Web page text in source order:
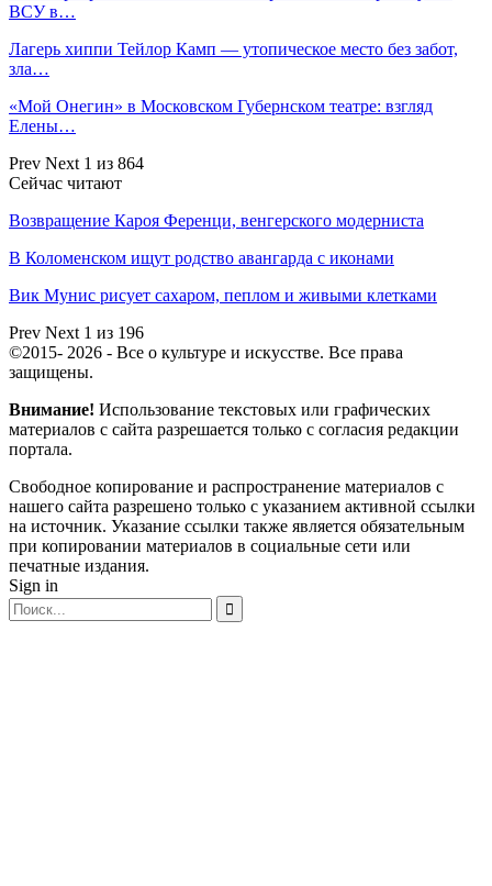
ВСУ в…
Лагерь хиппи Тейлор Камп — утопическое место без забот,
зла…
«Мой Онегин» в Московском Губернском театре: взгляд
Елены…
Prev Next 1 из 864
Сейчас читают
Возвращение Кароя Ференци, венгерского модерниста
В Коломенском ищут родство авангарда с иконами
Вик Мунис рисует сахаром, пеплом и живыми клетками
Prev Next 1 из 196
©2015- 2026 - Все о культуре и искусстве. Все права
защищены.
Внимание! Использование текстовых или графических
материалов с сайта разрешается только c согласия редакции
портала.
Свободное копирование и распространение материалов с
нашего сайта разрешено только с указанием активной ссылки
на источник. Указание ссылки также является обязательным
при копировании материалов в социальные сети или
печатные издания.
Sign in